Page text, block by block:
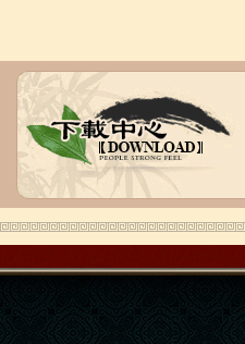
我的中国朋友说很流利的汉语。谢谢语
风汉语...